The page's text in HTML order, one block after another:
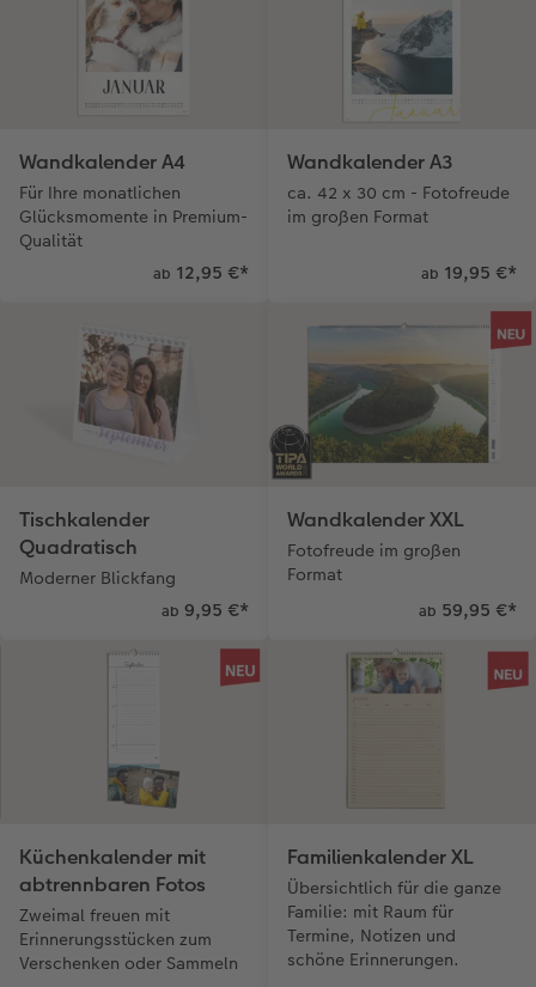
Wandkalender A4
Für Ihre monatlichen
Glücksmomente in Premium-
Qualität
ab 12,95 €*
Wandkalender A3
ca. 42 x 30 cm - Fotofreude
im großen Format
ab 19,95 €*
Tischkalender
Quadratisch
Moderner Blickfang
ab 9,95 €*
Wandkalender XXL
Fotofreude im großen
Format
ab 59,95 €*
Küchenkalender mit
abtrennbaren Fotos
Zweimal freuen mit
Erinnerungsstücken zum
Verschenken oder Sammeln
Familienkalender XL
Übersichtlich für die ganze
Familie: mit Raum für
Termine, Notizen und
schöne Erinnerungen.